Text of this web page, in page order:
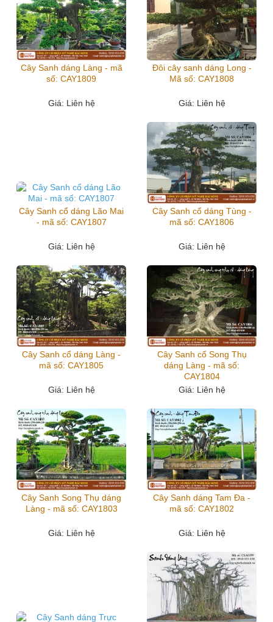
Cây Sanh dáng Làng - mã
số: CAY1809
Giá: Liên hệ
Đôi cây sanh dáng Long -
Mã số: CAY1808
Giá: Liên hệ
Cây Sanh cổ dáng Lão Mai
- mã số: CAY1807
Giá: Liên hệ
Cây Sanh cổ dáng Tùng -
mã số: CAY1806
Giá: Liên hệ
Cây Sanh cổ dáng Làng -
mã số: CAY1805
Giá: Liên hệ
Cây Sanh cổ Song Thụ
dáng Làng - mã số:
CAY1804
Giá: Liên hệ
Cây Sanh Song Thụ dáng
Làng - mã số: CAY1803
Giá: Liên hệ
Cây Sanh dáng Tam Đa -
mã số: CAY1802
Giá: Liên hệ